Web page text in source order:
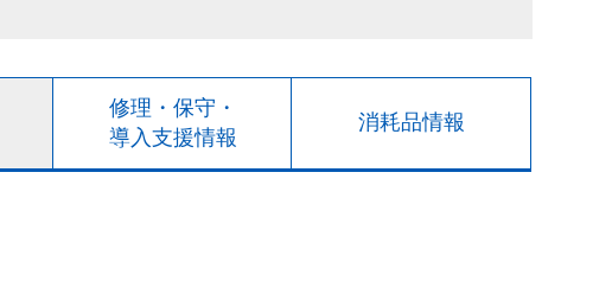
修理・保守・
導入支援情報
消耗品情報